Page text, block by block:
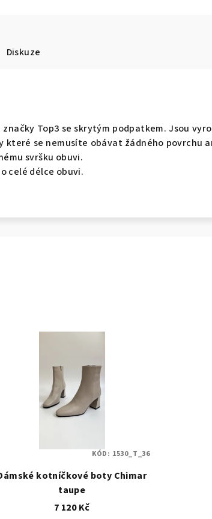
Diskuze
Top3 se skrytým podpatkem. Jsou
které se nemusíte obávat žádného povrchu
svršku obuvi.
celé délce obuvi.
kotníčkové boty Chimar
taupe
7 120 Kč
KÓD: 1530_T_36